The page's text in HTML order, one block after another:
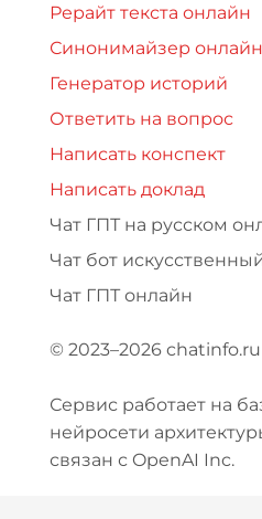
Рерайт текста онлайн
Синонимайзер онлайн
Генератор историй
Ответить на вопрос
Написать конспект
Написать доклад
Чат ГПТ на русском
Чат бот
Чат ГПТ онлайн
© 2023–2026 chatinfo.ru
Сервис работает на
нейросети
связан с OpenAI Inc.